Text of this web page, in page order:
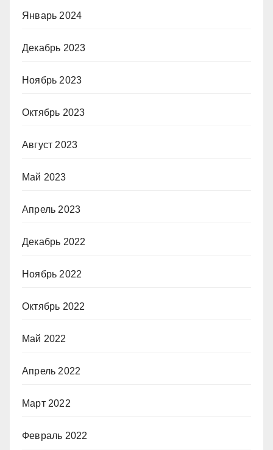
Январь 2024
Декабрь 2023
Ноябрь 2023
Октябрь 2023
Август 2023
Май 2023
Апрель 2023
Декабрь 2022
Ноябрь 2022
Октябрь 2022
Май 2022
Апрель 2022
Март 2022
Февраль 2022